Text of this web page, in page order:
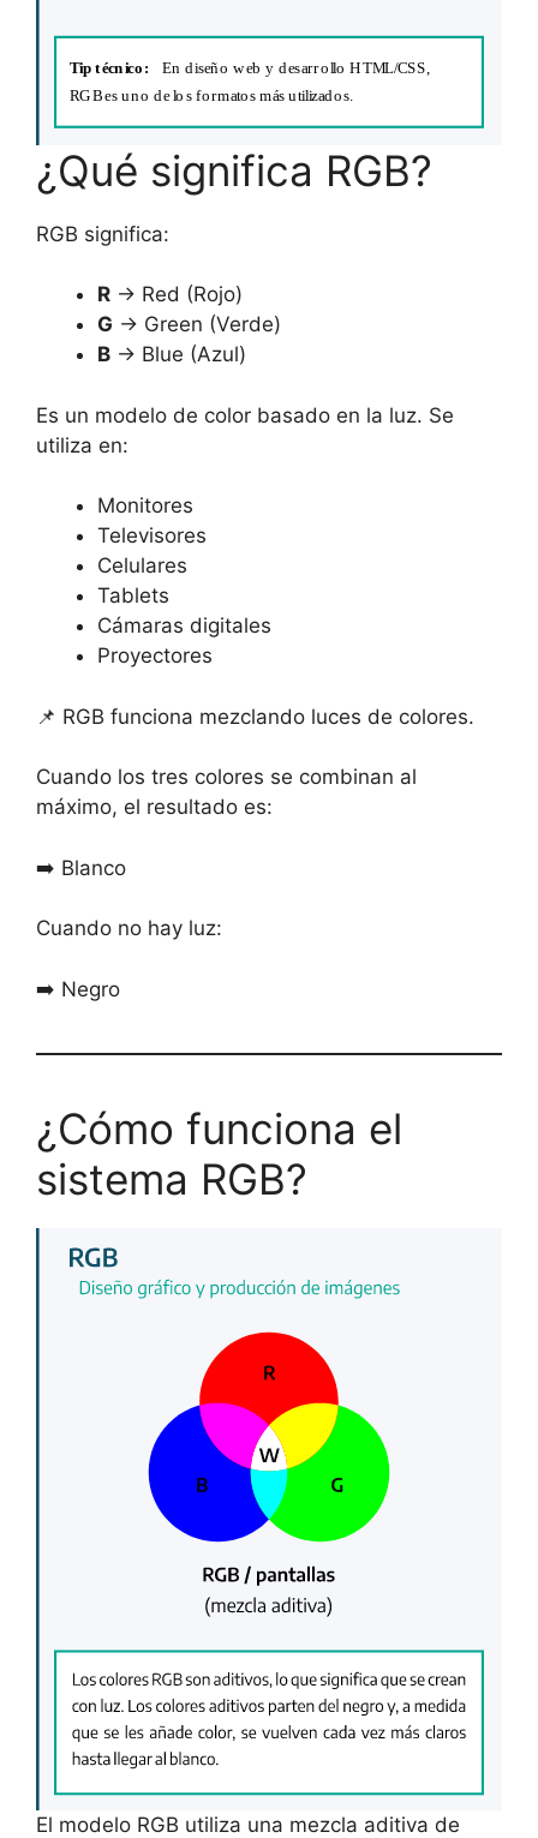
¿Qué significa RGB?
RGB significa:
R → Red (Rojo)
G → Green (Verde)
B → Blue (Azul)
Es un modelo de color basado en la luz. Se
utiliza en:
Monitores
Televisores
Celulares
Tablets
Cámaras digitales
Proyectores
📌 RGB funciona mezclando luces de colores.
Cuando los tres colores se combinan al
máximo, el resultado es:
➡️ Blanco
Cuando no hay luz:
➡️ Negro
¿Cómo funciona el
sistema RGB?
El modelo RGB utiliza una mezcla aditiva de